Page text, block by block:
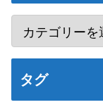
タグ